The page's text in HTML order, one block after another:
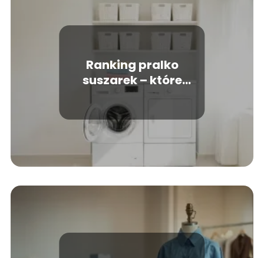
Ranking pralko
suszarek – które
modele warto kupić?